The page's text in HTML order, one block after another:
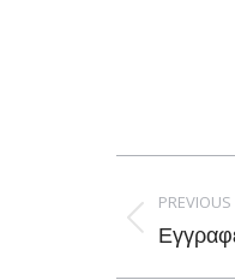
PREVIOUS
Previous